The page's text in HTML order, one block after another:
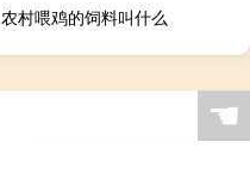
农村喂鸡的饲料叫什么
☚